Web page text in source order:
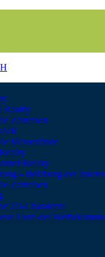
Reality
Zeitreisen
VR
Messestände
Reality
– Belebung der
Zeitreisen
2D-Charaktere
Form der